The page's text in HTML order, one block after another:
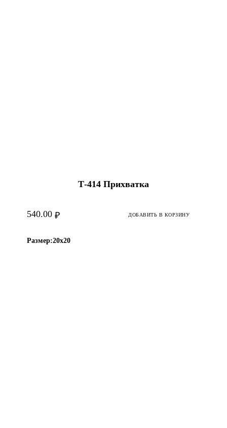
Т-414 Прихватка
₽
540.00 ДОБАВИТЬ В КОРЗИНУ
Размер:20х20